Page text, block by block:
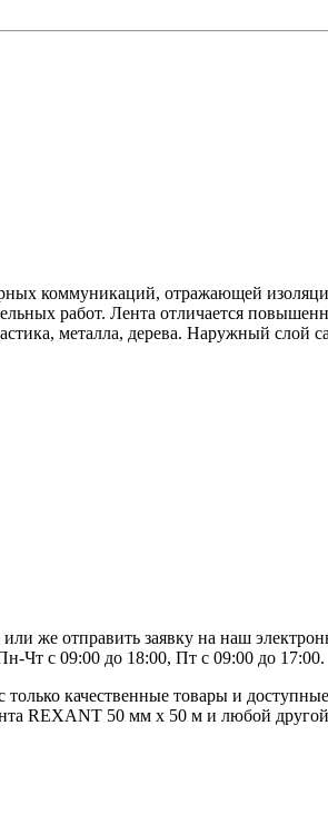
коммуникаций, отражающей
работ. Лента отличается
металла, дерева. Наружный слой
же отправить заявку на наш
Чт с 09:00 до 18:00, Пт с 09:00 до 17:00.
качественные товары и
REXANT 50 мм х 50 м и любой